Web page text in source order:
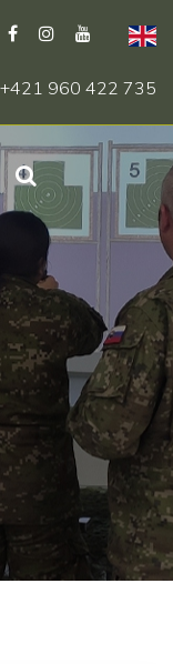
+421 960 422 735